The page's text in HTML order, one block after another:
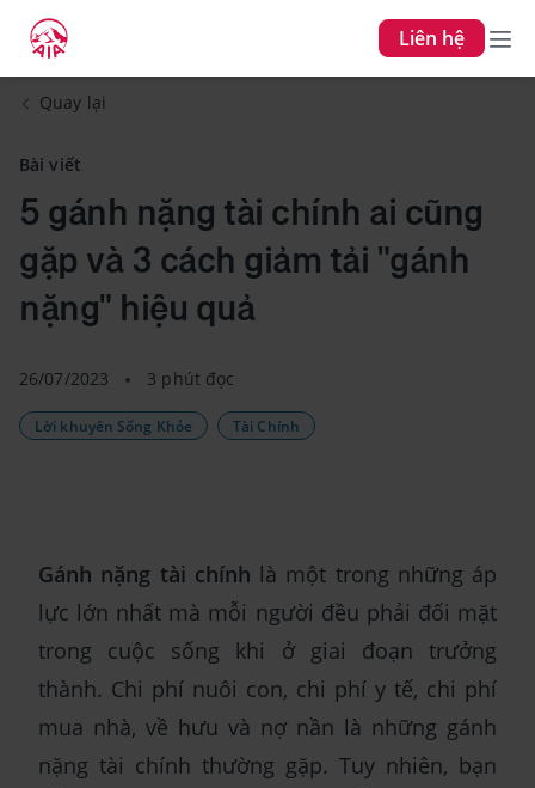
Liên hệ
Quay lại
Bài viết
5 gánh nặng tài chính ai cũng
gặp và 3 cách giảm tải "gánh
nặng" hiệu quả
26/07/2023 3 phút đọc
Lời khuyên Sống Khỏe Tài Chính
Gánh nặng tài chính là một trong những áp
lực lớn nhất mà mỗi người đều phải đối mặt
trong cuộc sống khi ở giai đoạn trưởng
thành. Chi phí nuôi con, chi phí y tế, chi phí
mua nhà, về hưu và nợ nần là những gánh
nặng tài chính thường gặp. Tuy nhiên, bạn